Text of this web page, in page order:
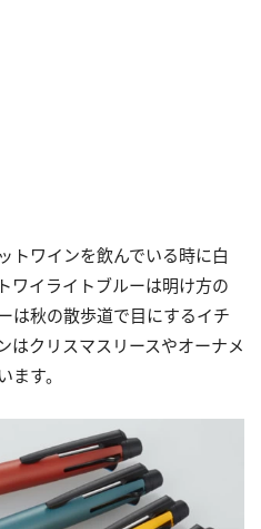
トワインを飲んでいる時に白
ワイライトブルーは明け方の
は秋の散歩道で目にするイチ
はクリスマスリースやオーナメ
ます。